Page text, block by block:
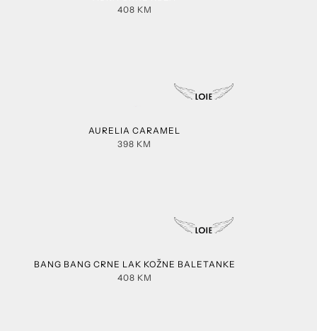
408 KM
AURELIA CARAMEL
398 KM
BANG BANG CRNE LAK KOŽNE BALETANKE
408 KM